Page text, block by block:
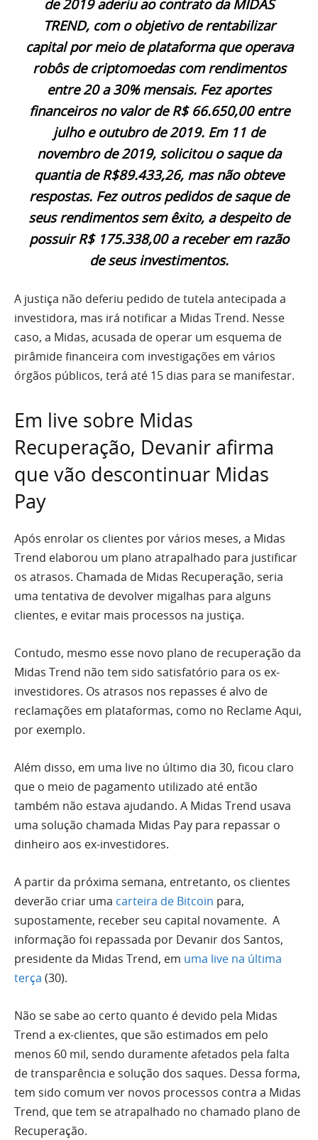
de 2019 aderiu ao contrato da MIDAS
TREND, com o objetivo de rentabilizar
capital por meio de plataforma que operava
robôs de criptomoedas com rendimentos
entre 20 a 30% mensais. Fez aportes
financeiros no valor de R$ 66.650,00 entre
julho e outubro de 2019. Em 11 de
novembro de 2019, solicitou o saque da
quantia de R$89.433,26, mas não obteve
respostas. Fez outros pedidos de saque de
seus rendimentos sem êxito, a despeito de
possuir R$ 175.338,00 a receber em razão
de seus investimentos.
A justiça não deferiu pedido de tutela antecipada a
investidora, mas irá notificar a Midas Trend. Nesse
caso, a Midas, acusada de operar um esquema de
pirâmide financeira com investigações em vários
órgãos públicos, terá até 15 dias para se manifestar.
Em live sobre Midas
Recuperação, Devanir afirma
que vão descontinuar Midas
Pay
Após enrolar os clientes por vários meses, a Midas
Trend elaborou um plano atrapalhado para justificar
os atrasos. Chamada de Midas Recuperação, seria
uma tentativa de devolver migalhas para alguns
clientes, e evitar mais processos na justiça.
Contudo, mesmo esse novo plano de recuperação da
Midas Trend não tem sido satisfatório para os ex-
investidores. Os atrasos nos repasses é alvo de
reclamações em plataformas, como no Reclame Aqui,
por exemplo.
Além disso, em uma live no último dia 30, ficou claro
que o meio de pagamento utilizado até então
também não estava ajudando. A Midas Trend usava
uma solução chamada Midas Pay para repassar o
dinheiro aos ex-investidores.
A partir da próxima semana, entretanto, os clientes
deverão criar uma carteira de Bitcoin para,
supostamente, receber seu capital novamente. A
informação foi repassada por Devanir dos Santos,
presidente da Midas Trend, em uma live na última
terça (30).
Não se sabe ao certo quanto é devido pela Midas
Trend a ex-clientes, que são estimados em pelo
menos 60 mil, sendo duramente afetados pela falta
de transparência e solução dos saques. Dessa forma,
tem sido comum ver novos processos contra a Midas
Trend, que tem se atrapalhado no chamado plano de
Recuperação.